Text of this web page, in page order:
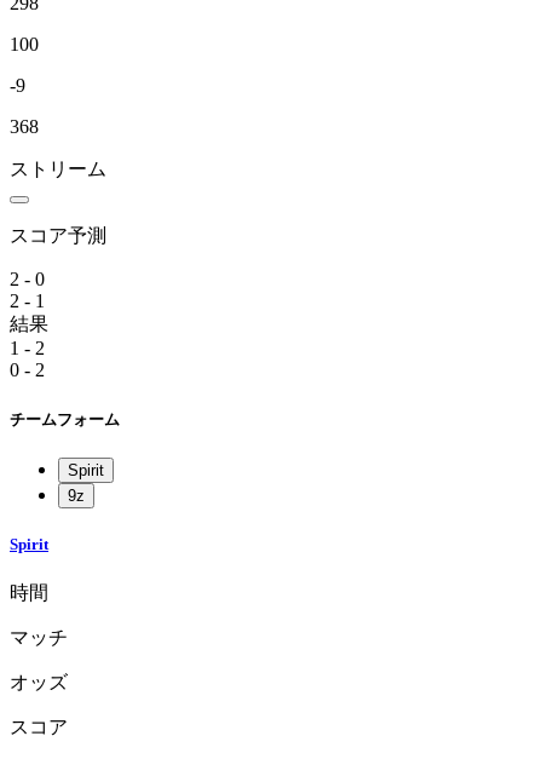
100
-9
368
ストリーム
スコア予測
2 - 0
2 - 1
結果
1 - 2
0 - 2
チームフォーム
Spirit
9z
Spirit
時間
マッチ
オッズ
スコア